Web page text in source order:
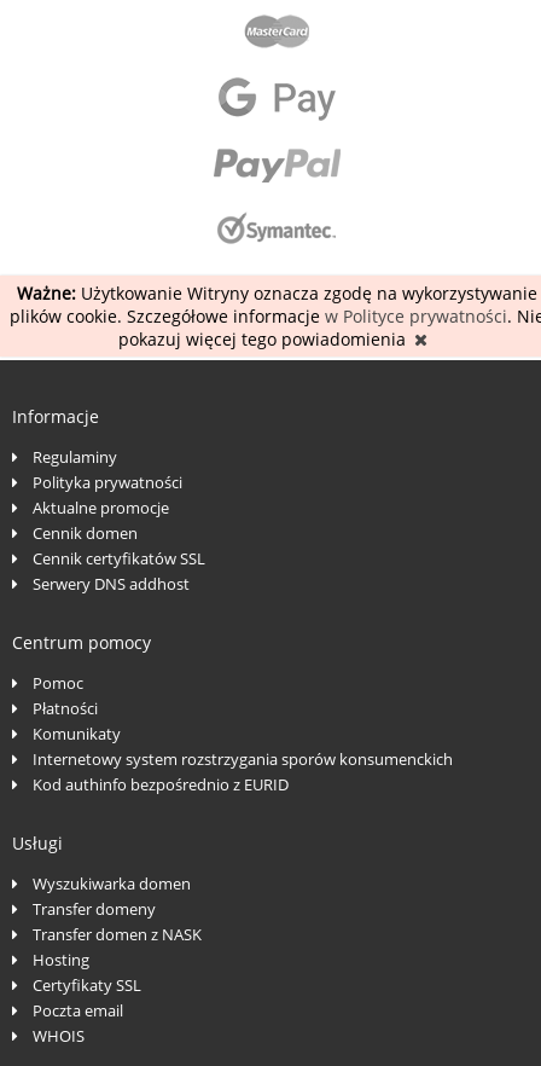
Ważne:Użytkowanie Witryny oznacza zgodę na wykorzystywanie
plików cookie. Szczegółowe informacje w Polityce prywatności.
pokazuj więcej tego powiadomienia
Informacje
Regulaminy
Polityka prywatności
Aktualne promocje
Cennik domen
Cennik certyfikatów SSL
Serwery DNS addhost
Centrum pomocy
Pomoc
Płatności
Komunikaty
Internetowy system rozstrzygania sporów konsumenckich
Kod authinfo bezpośrednio z EURID
Usługi
Wyszukiwarka domen
Transfer domeny
Transfer domen z NASK
Hosting
Certyfikaty SSL
Poczta email
WHOIS